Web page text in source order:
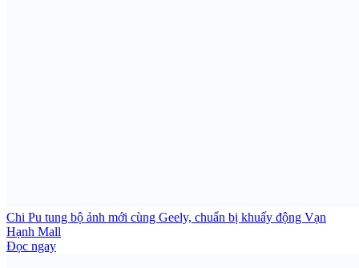
Chi Pu tung bộ ảnh mới cùng Geely, chuẩn bị khuấy động Vạn
Hạnh Mall
Đọc ngay